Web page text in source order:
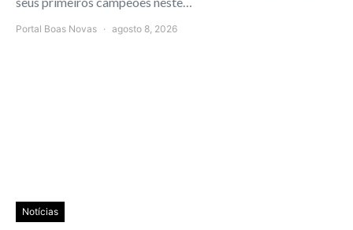
Portal Boas Novas agosto 8, 2026
Notícias